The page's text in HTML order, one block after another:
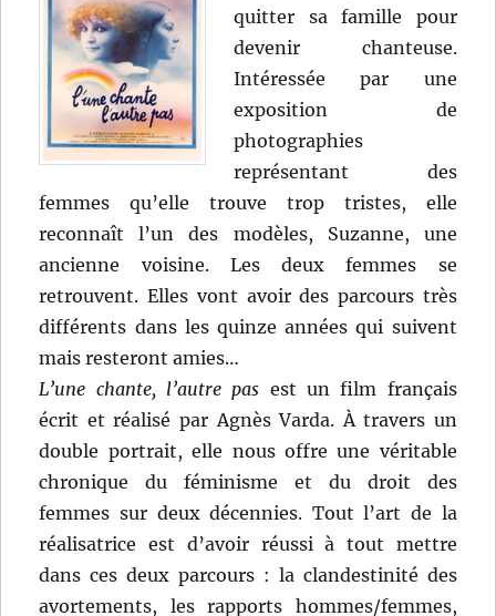
quitter sa famille pour
devenir chanteuse.
Intéressée par une
exposition de
photographies
représentant des
femmes qu’elle trouve trop tristes, elle
reconnaît l’un des modèles, Suzanne, une
ancienne voisine. Les deux femmes se
retrouvent. Elles vont avoir des parcours très
différents dans les quinze années qui suivent
mais resteront amies…
L’une chante, l’autre pas est un film français
écrit et réalisé par Agnès Varda. À travers un
double portrait, elle nous offre une véritable
chronique du féminisme et du droit des
femmes sur deux décennies. Tout l’art de la
réalisatrice est d’avoir réussi à tout mettre
dans ces deux parcours : la clandestinité des
avortements, les rapports hommes/femmes,